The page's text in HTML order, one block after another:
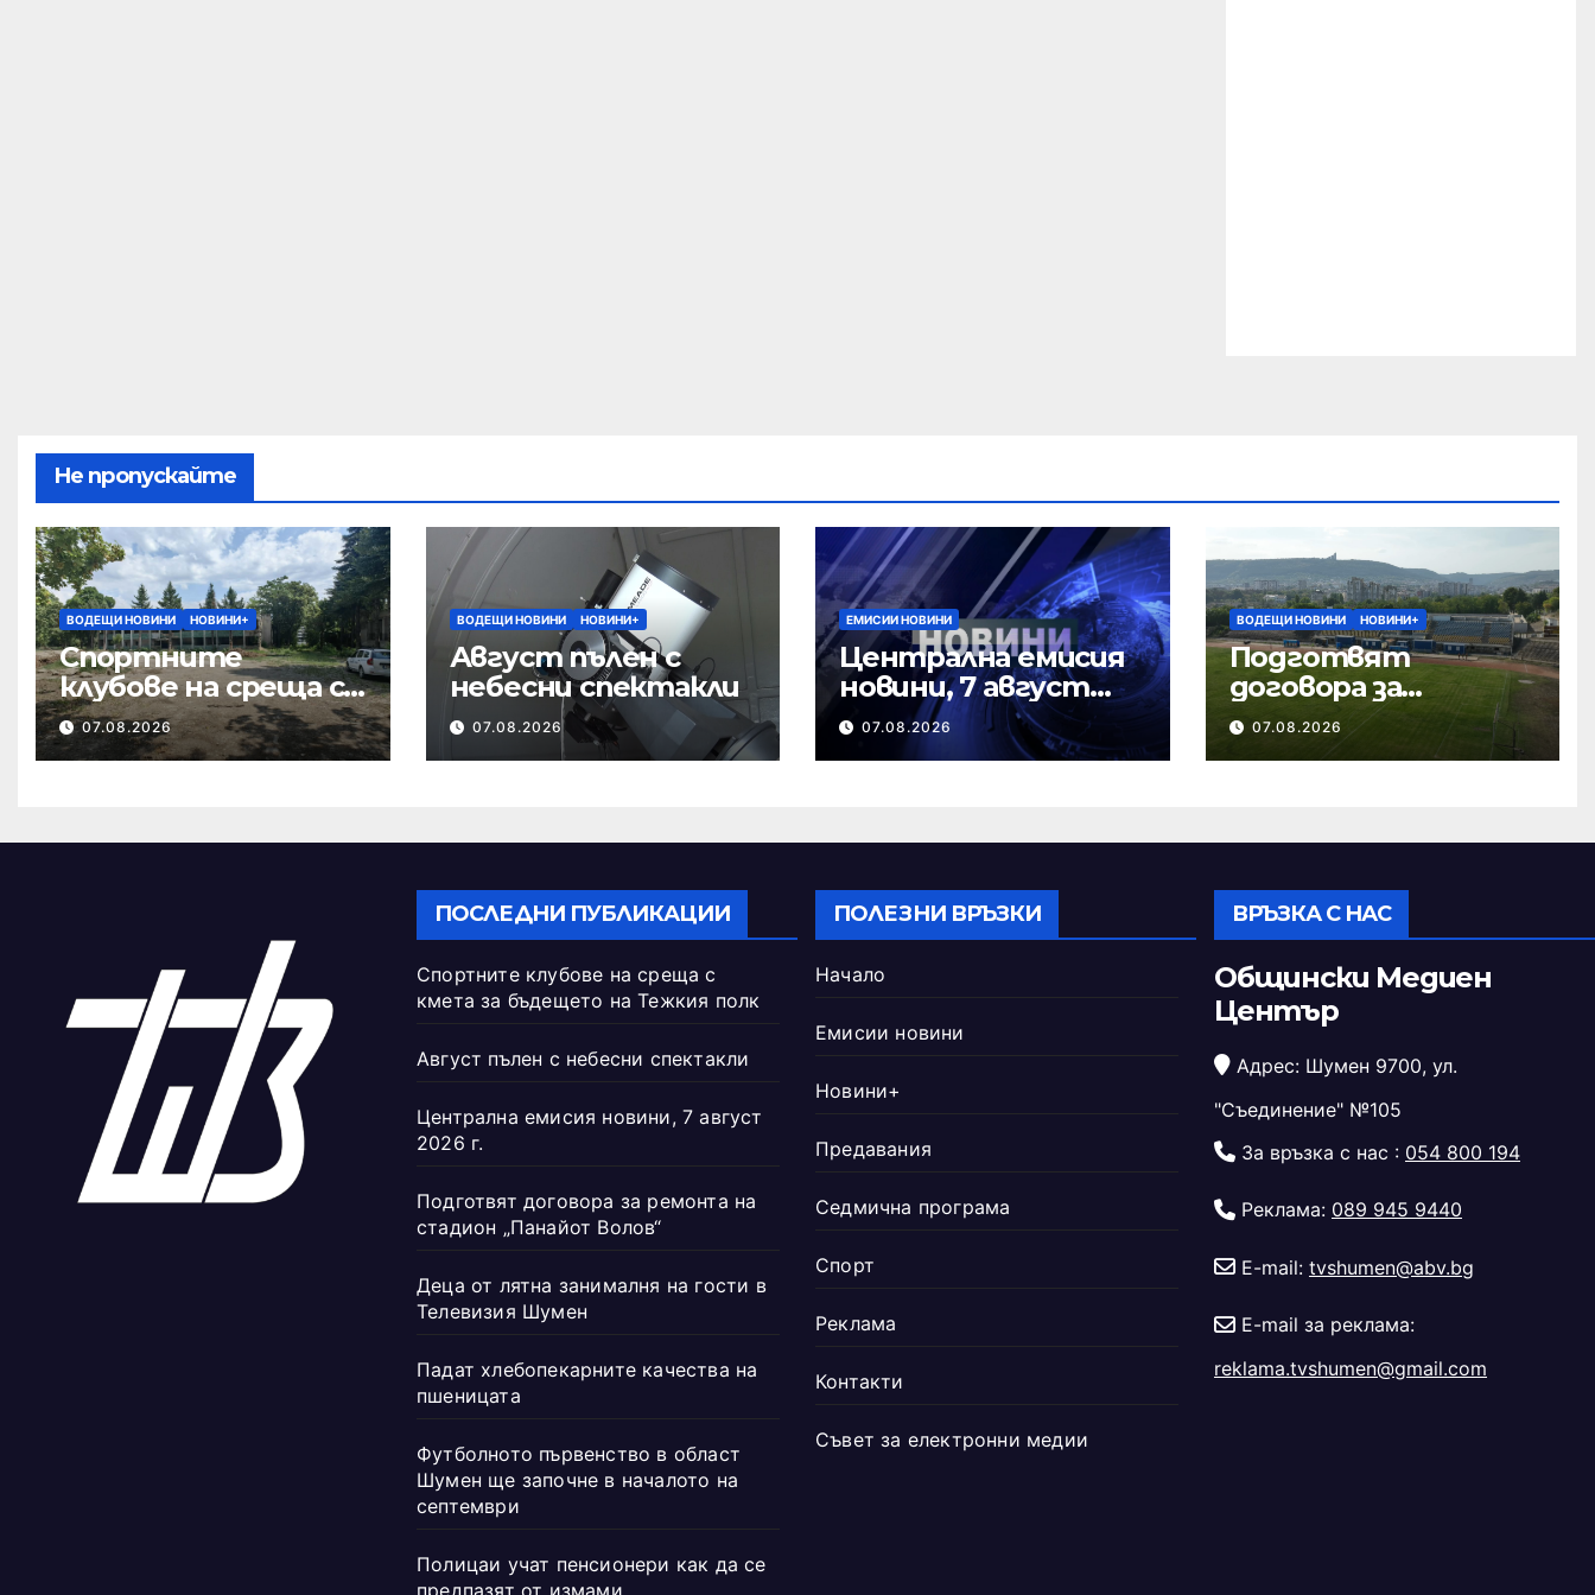
Не пропускайте
ВОДЕЩИ НОВИНИ НОВИНИ+
Спортните
клубове на среща с
кмета за
бъдещето на
07.08.2026
ВОДЕЩИ НОВИНИ НОВИНИ+
Август пълен с
небесни спектакли
07.08.2026
ЕМИСИИ НОВИНИ
Централна емисия
новини, 7 август
2026 г.
07.08.2026
ВОДЕЩИ НОВИНИ НОВИНИ+
Подготвят
договора за
ремонта на
стадион „Панайот
07.08.2026
ПОСЛЕДНИ ПУБЛИКАЦИИ
Спортните клубове на среща с
кмета за бъдещето на Тежкия полк
Август пълен с небесни спектакли
Централна емисия новини, 7 август
2026 г.
Подготвят договора за ремонта на
стадион „Панайот Волов“
Деца от лятна занималня на гости в
Телевизия Шумен
Падат хлебопекарните качества на
пшеницата
Футболното първенство в област
Шумен ще започне в началото на
септември
Полицаи учат пенсионери как да се
ПОЛЕЗНИ ВРЪЗКИ
Начало
Емисии новини
Новини+
Предавания
Седмична програма
Спорт
Реклама
Контакти
Съвет за електронни медии
ВРЪЗКА С НАС
Общински Медиен
Център
Адрес: Шумен 9700, ул.
"Съединение" №105
За връзка с нас : 054 800 194
Реклама: 089 945 9440
E-mail: tvshumen@abv.bg
E-mail за реклама:
reklama.tvshumen@gmail.com